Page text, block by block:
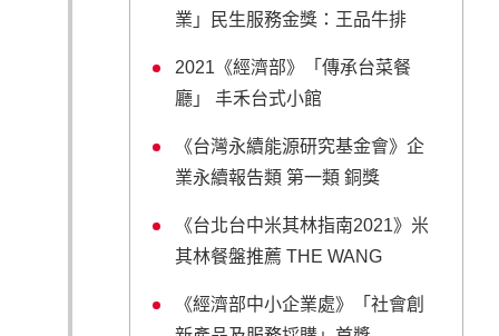
業」民生服務金獎：王品牛排
2021《經濟部》「傳承台菜餐
廳」 丰禾台式小館
《台灣永續能源研究基金會》企
業永續報告類 第一類 銅獎
《台北台中米其林指南2021》米
其林餐盤推薦 THE WANG
《經濟部中小企業處》「社會創